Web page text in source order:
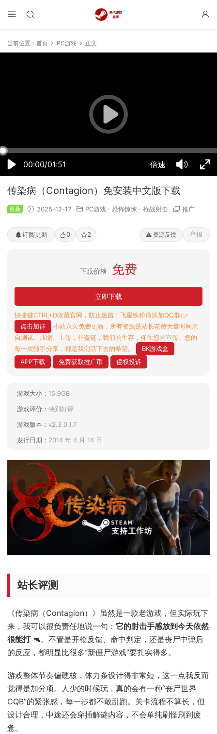
当前位置： 首页 PC游戏 正文
00:00/01:51 倍速
50% 75% 100%
传染病（Contagion）免安装中文版下载
更新 2025-12-17 PC游戏 · 恐怖惊悚 · 枪战射击 推广
订阅更新 0 2 ⚠️ 资源反馈 举报
下载价格 免费
立即下载
快捷键CTRL+D收藏官网，防止迷路！飞星铁粉请添加QQ群👉
点击加群
小站永久免费更新，所有资源是站长花费大量时间亲
自测试、压缩、上传，非盗链，我们的生存，仰仗您的宣传。您的
每一次随手分享，都是我们活下去的希望。
BK游戏盒
APP下载
免费获取推广币 侵权投诉
游戏大小： 15.9GB
游戏评价： 特别好评
游戏版本： v2.3.0.1.7
发行日期： 2014 年 4 月 14 日
站长评测
《传染病（Contagion）》虽然是一款老游戏，但实际玩下
来，我可以很负责任地说一句： 它的射击手感放到今天依然
很能打🔫。不管是开枪反馈、命中判定，还是丧尸中弹后
的反应，都明显比很多“新僵尸游戏”要扎实得多。
游戏整体节奏偏硬核，体力条设计得非常短，这一点我反而
觉得是加分项。人少的时候玩，真的会有一种“丧尸世界
CQB”的紧张感，每一步都不敢乱跑。关卡流程不算长，但
设计合理，中途还会穿插解谜内容，不会单纯刷怪刷到疲
惫。